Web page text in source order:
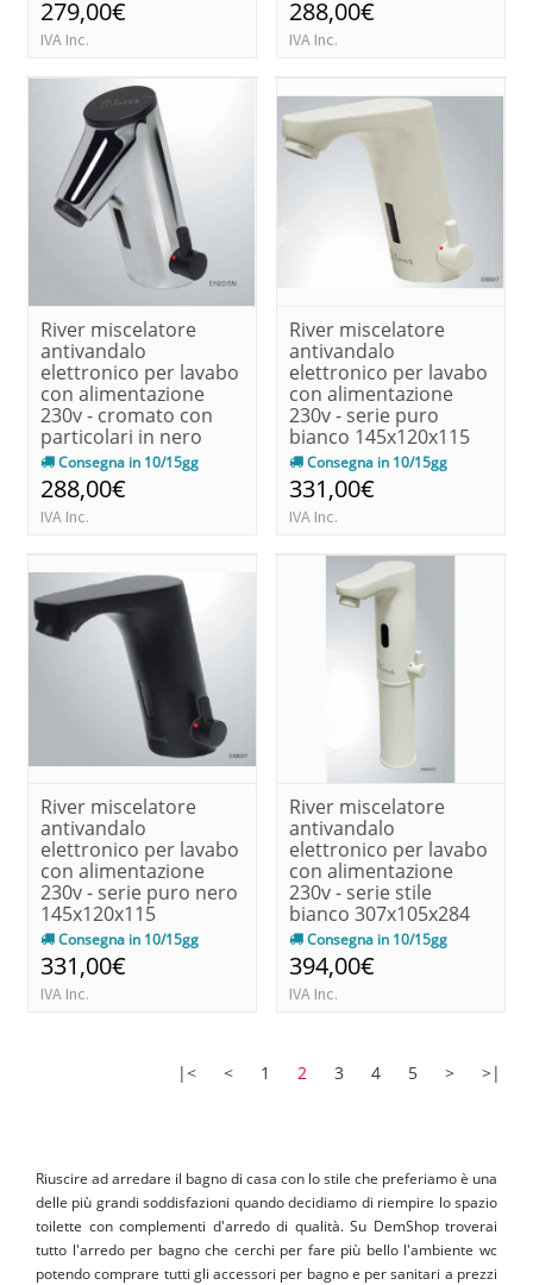
279,00€
IVA Inc.
288,00€
IVA Inc.
River miscelatore
antivandalo
elettronico per lavabo
con alimentazione
230v - cromato con
particolari in nero
140x90x68
Consegna in 10/15gg
288,00€
IVA Inc.
River miscelatore
antivandalo
elettronico per lavabo
con alimentazione
230v - serie puro
bianco 145x120x115
Consegna in 10/15gg
331,00€
IVA Inc.
River miscelatore
antivandalo
elettronico per lavabo
con alimentazione
230v - serie puro nero
145x120x115
Consegna in 10/15gg
331,00€
IVA Inc.
River miscelatore
antivandalo
elettronico per lavabo
con alimentazione
230v - serie stile
bianco 307x105x284
Consegna in 10/15gg
394,00€
IVA Inc.
|< < 1 2 3 4 5 > >|
Riuscire ad arredare il bagno di casa con lo stile che preferiamo è una
delle più grandi soddisfazioni quando decidiamo di riempire lo spazio
toilette con complementi d'arredo di qualità. Su DemShop troverai
tutto l'arredo per bagno che cerchi per fare più bello l'ambiente wc
potendo comprare tutti gli accessori per bagno e per sanitari a prezzi